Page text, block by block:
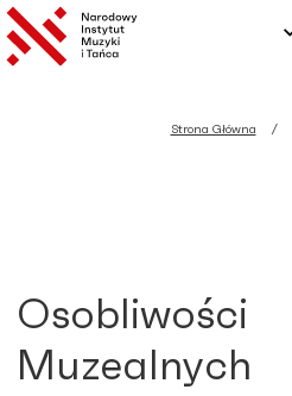
Strona Główna
Osobliwości
Muzealnych